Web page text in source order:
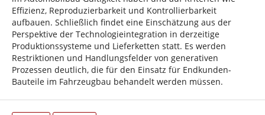
Effizienz, Reproduzierbarkeit und Kontrollierbarkeit
aufbauen. Schließlich findet eine Einschätzung aus der
Perspektive der Technologieintegration in derzeitige
Produktionssysteme und Lieferketten statt. Es werden
Restriktionen und Handlungsfelder von generativen
Prozessen deutlich, die für den Einsatz für Endkunden-
Bauteile im Fahrzeugbau behandelt werden müssen.